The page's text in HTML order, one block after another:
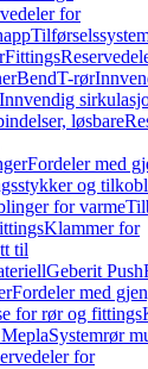
for
Fittings
BendT-rør
løsbare
Fordeler med
og
for varme
Klammer for
til
Geberit
Fordeler med
for rør og fittings
Systemrør
for